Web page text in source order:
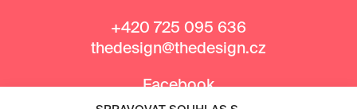
+420 725 095 636
thedesign@thedesign.cz
Facebook
Instagram